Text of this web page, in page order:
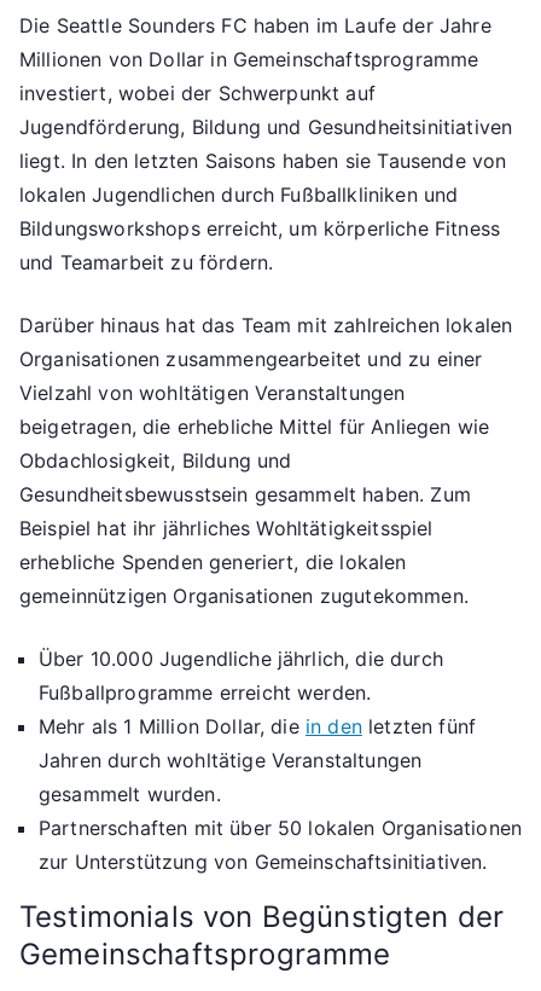
Die Seattle Sounders FC haben im Laufe der Jahre
Millionen von Dollar in Gemeinschaftsprogramme
investiert, wobei der Schwerpunkt auf
Jugendförderung, Bildung und Gesundheitsinitiativen
liegt. In den letzten Saisons haben sie Tausende von
lokalen Jugendlichen durch Fußballkliniken und
Bildungsworkshops erreicht, um körperliche Fitness
und Teamarbeit zu fördern.
Darüber hinaus hat das Team mit zahlreichen lokalen
Organisationen zusammengearbeitet und zu einer
Vielzahl von wohltätigen Veranstaltungen
beigetragen, die erhebliche Mittel für Anliegen wie
Obdachlosigkeit, Bildung und
Gesundheitsbewusstsein gesammelt haben. Zum
Beispiel hat ihr jährliches Wohltätigkeitsspiel
erhebliche Spenden generiert, die lokalen
gemeinnützigen Organisationen zugutekommen.
Über 10.000 Jugendliche jährlich, die durch
Fußballprogramme erreicht werden.
Mehr als 1 Million Dollar, die in denletzten fünf
Jahren durch wohltätige Veranstaltungen
gesammelt wurden.
Partnerschaften mit über 50 lokalen Organisationen
zur Unterstützung von Gemeinschaftsinitiativen.
Testimonials von Begünstigten der
Gemeinschaftsprogramme